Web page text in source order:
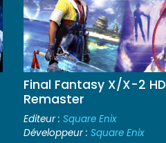
Final Fantasy X/X-2 HD
Remaster
Editeur : Square Enix
Développeur : Square Enix